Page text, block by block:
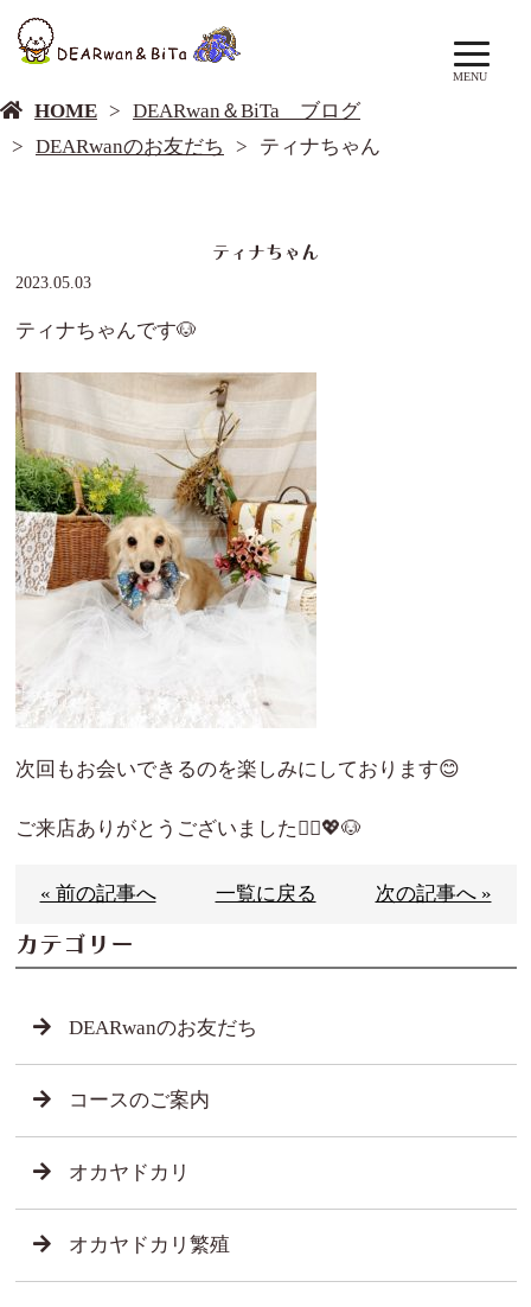
MENU
HOME
DEARwan＆BiTa ブログ
DEARwanのお友だち
ティナちゃん
ティナちゃん
2023.05.03
ティナちゃんです🐶
次回もお会いできるのを楽しみにしております😊
ご来店ありがとうございました🙇‍♀️💖🐶
« 前の記事へ 一覧に戻る 次の記事へ »
カテゴリー
DEARwanのお友だち
コースのご案内
オカヤドカリ
オカヤドカリ繁殖